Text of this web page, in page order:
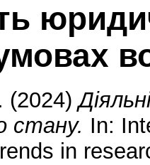
(2024)
стану. In:
in